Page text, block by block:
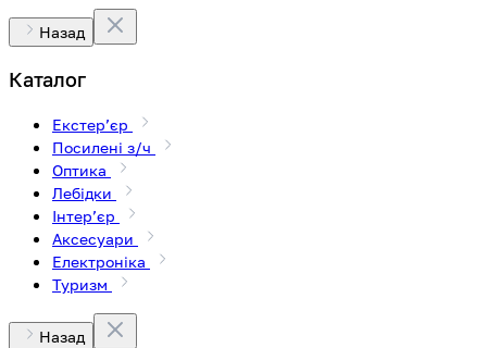
Назад
Каталог
Екстерʼєр
Посилені з/ч
Оптика
Лебідки
Інтерʼєр
Аксесуари
Електроніка
Туризм
Назад